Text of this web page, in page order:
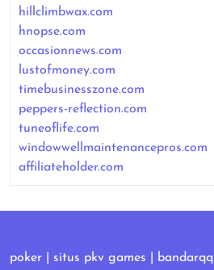
hillclimbwax.com
hnopse.com
occasionnews.com
lustofmoney.com
timebusinesszone.com
peppers-reflection.com
tuneoflife.com
windowwellmaintenancepros.com
affiliateholder.com
poker situs pkv games bandarqq